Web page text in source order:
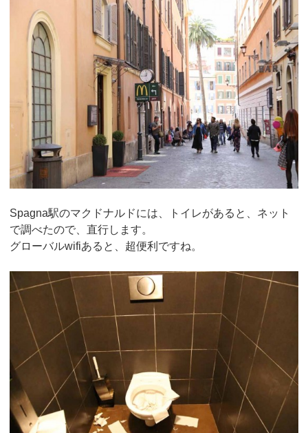
Spagna駅のマクドナルドには、トイレがあると、ネット
で調べたので、直行します。
グローバルwifiあると、超便利ですね。